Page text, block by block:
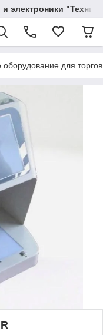
электроники
оборудование для